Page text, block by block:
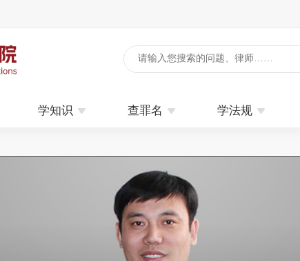
学知识  查罪名  学法规 